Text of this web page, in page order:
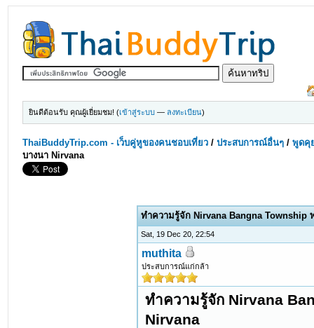
ยินดีต้อนรับ คุณผู้เยี่ยมชม! (เข้าสู่ระบบ — ลงทะเบียน)
ThaiBuddyTrip.com - เว็บคู่หูของคนชอบเที่ยว /ประสบการณ์อื่นๆ /พูดคุ
บางนา Nirvana
ทำความรู้จัก Nirvana Bangna Township
Sat, 19 Dec 20, 22:54
muthita
ประสบการณ์แก่กล้า
ทำความรู้จัก Nirvana
Nirvana